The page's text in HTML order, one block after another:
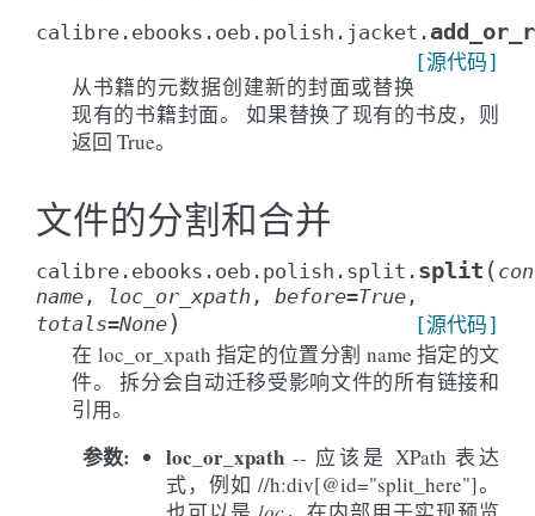
calibre.ebooks.oeb.polish.jacket.
[源代码]
从书籍的元数据创建新的封面或替换
现有的书籍封面。 如果替换了现有的书皮，则
返回 True。
文件的分割和合并
calibre.ebooks.oeb.polish.split. split (
name , loc_or_xpath , before=True ,
totals=None) [源代码]
在 loc_or_xpath 指定的位置分割 name 指定的文
件。 拆分会自动迁移受影响文件的所有链接和
引用。
参数: loc_or_xpath -- 应该是 XPath 表达
式，例如 //h:div[@id="split_here"]。